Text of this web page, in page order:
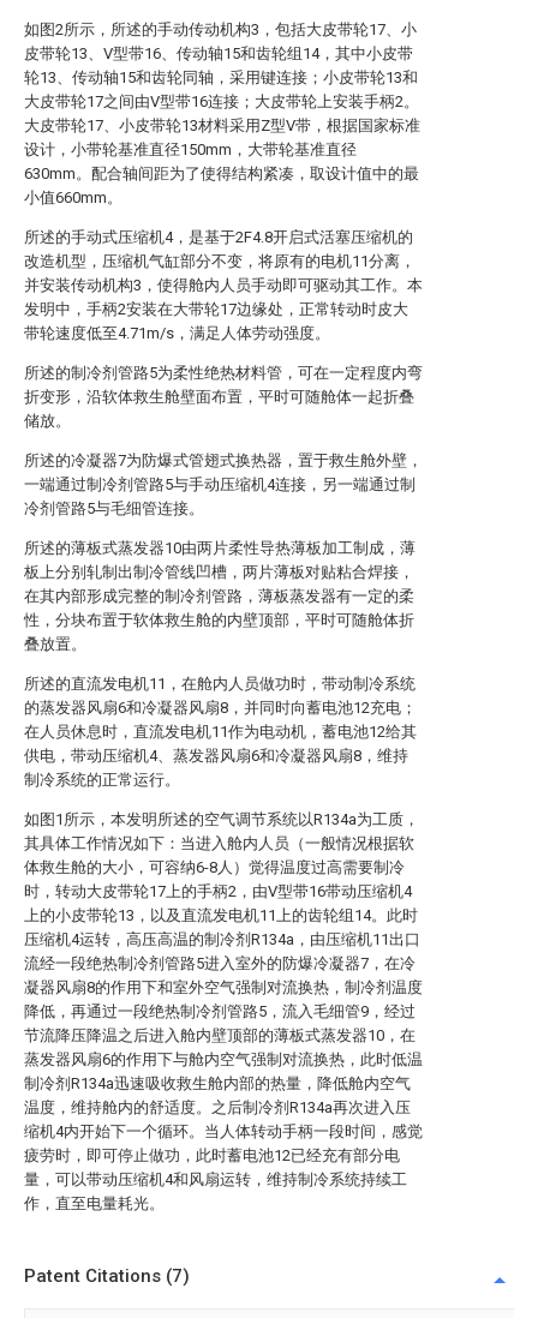
如图2所示，所述的手动传动机构3，包括大皮带轮17、小
皮带轮13、V型带16、传动轴15和齿轮组14，其中小皮带
轮13、传动轴15和齿轮同轴，采用键连接；小皮带轮13和
大皮带轮17之间由V型带16连接；大皮带轮上安装手柄2。
大皮带轮17、小皮带轮13材料采用Z型V带，根据国家标准
设计，小带轮基准直径150mm，大带轮基准直径
630mm。配合轴间距为了使得结构紧凑，取设计值中的最
小值660mm。
所述的手动式压缩机4，是基于2F4.8开启式活塞压缩机的
改造机型，压缩机气缸部分不变，将原有的电机11分离，
并安装传动机构3，使得舱内人员手动即可驱动其工作。本
发明中，手柄2安装在大带轮17边缘处，正常转动时皮大
带轮速度低至4.71m/s，满足人体劳动强度。
所述的制冷剂管路5为柔性绝热材料管，可在一定程度内弯
折变形，沿软体救生舱壁面布置，平时可随舱体一起折叠
储放。
所述的冷凝器7为防爆式管翅式换热器，置于救生舱外壁，
一端通过制冷剂管路5与手动压缩机4连接，另一端通过制
冷剂管路5与毛细管连接。
所述的薄板式蒸发器10由两片柔性导热薄板加工制成，薄
板上分别轧制出制冷管线凹槽，两片薄板对贴粘合焊接，
在其内部形成完整的制冷剂管路，薄板蒸发器有一定的柔
性，分块布置于软体救生舱的内壁顶部，平时可随舱体折
叠放置。
所述的直流发电机11，在舱内人员做功时，带动制冷系统
的蒸发器风扇6和冷凝器风扇8，并同时向蓄电池12充电；
在人员休息时，直流发电机11作为电动机，蓄电池12给其
供电，带动压缩机4、蒸发器风扇6和冷凝器风扇8，维持
制冷系统的正常运行。
如图1所示，本发明所述的空气调节系统以R134a为工质，
其具体工作情况如下：当进入舱内人员（一般情况根据软
体救生舱的大小，可容纳6-8人）觉得温度过高需要制冷
时，转动大皮带轮17上的手柄2，由V型带16带动压缩机4
上的小皮带轮13，以及直流发电机11上的齿轮组14。此时
压缩机4运转，高压高温的制冷剂R134a，由压缩机11出口
流经一段绝热制冷剂管路5进入室外的防爆冷凝器7，在冷
凝器风扇8的作用下和室外空气强制对流换热，制冷剂温度
降低，再通过一段绝热制冷剂管路5，流入毛细管9，经过
节流降压降温之后进入舱内壁顶部的薄板式蒸发器10，在
蒸发器风扇6的作用下与舱内空气强制对流换热，此时低温
制冷剂R134a迅速吸收救生舱内部的热量，降低舱内空气
温度，维持舱内的舒适度。之后制冷剂R134a再次进入压
缩机4内开始下一个循环。当人体转动手柄一段时间，感觉
疲劳时，即可停止做功，此时蓄电池12已经充有部分电
量，可以带动压缩机4和风扇运转，维持制冷系统持续工
作，直至电量耗光。
Patent Citations (7)